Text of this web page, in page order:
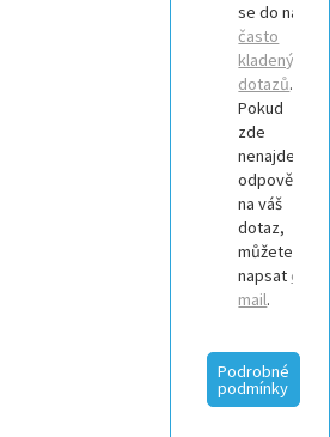
se do našich
často
kladených
dotazů.
Pokud
zde
nenajdete
odpověď
na váš
dotaz,
můžete nám
napsat e-
mail.
Podrobné
podmínky